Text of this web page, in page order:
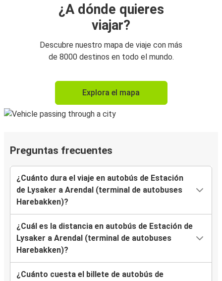
¿A dónde quieres
viajar?
Descubre nuestro mapa de viaje con más
de 8000 destinos en todo el mundo.
Explora el mapa
Preguntas frecuentes
¿Cuánto dura el viaje en autobús de Estación
de Lysaker a Arendal (terminal de autobuses
Harebakken)?
¿Cuál es la distancia en autobús de Estación de
Lysaker a Arendal (terminal de autobuses
Harebakken)?
¿Cuánto cuesta el billete de autobús de